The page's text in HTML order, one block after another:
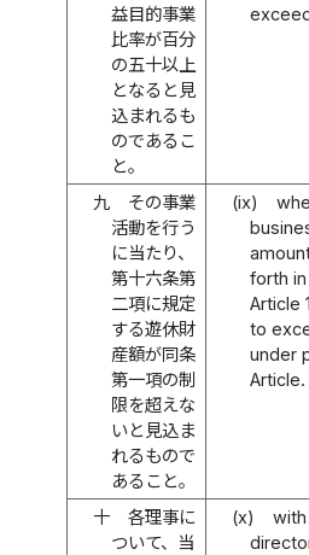
益目的事業
比率が百分
の五十以上
となると見
込まれるも
のであるこ
と。
九
その事業
活動を行う
に当たり、
第十六条第
二項に規定
する遊休財
産額が同条
第一項の制
限を超えな
いと見込ま
れるもので
あること。
(ix)
forth
Article
to
under
Article.
十
各理事に
ついて、当
(x)